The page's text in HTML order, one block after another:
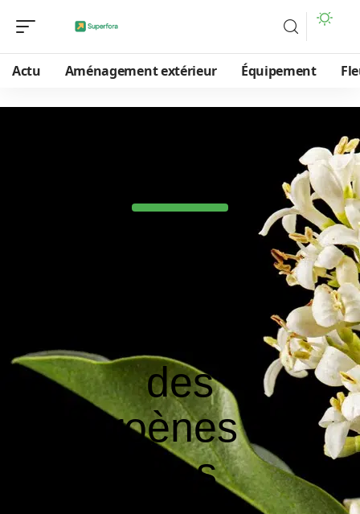
Actu Aménagement extérieur Équipement
Explorez
des
troènes :
Des